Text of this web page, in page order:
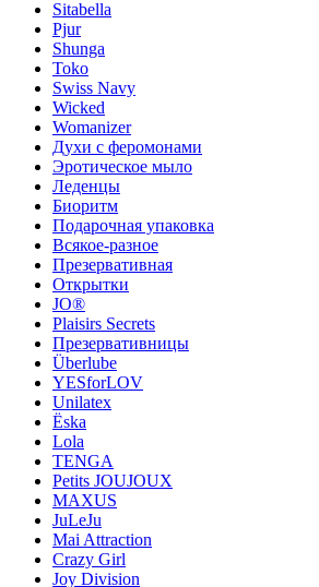
Sitabella
Pjur
Shunga
Toko
Swiss Navy
Wicked
Womanizer
Духи с феромонами
Эротическое мыло
Леденцы
Биоритм
Подарочная упаковка
Всякое-разное
Презервативная
Открытки
JO®
Plaisirs Secrets
Презервативницы
Überlube
YESforLOV
Unilatex
Ёska
Lola
TENGA
Petits JOUJOUX
MAXUS
JuLeJu
Mai Attraction
Crazy Girl
Joy Division